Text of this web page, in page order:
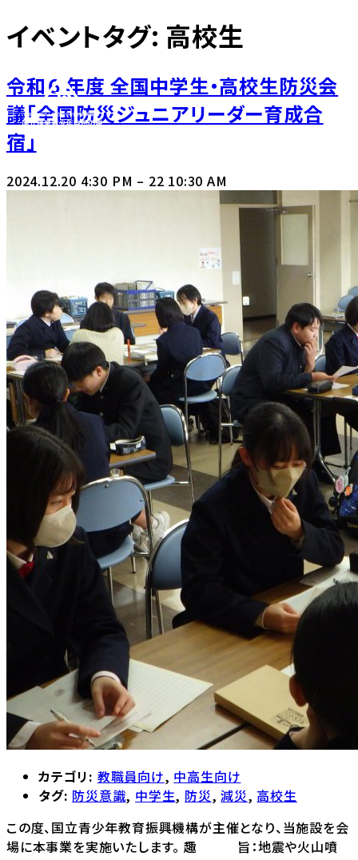
イベントタグ: 高校生
令和６ 年度 全国中学生・高校生防災会
議「全国防災ジュニアリーダー育成合
宿」
2024.12.20 4:30 PM – 22 10:30 AM
カテゴリ: 教職員向け, 中高生向け
タグ: 防災意識, 中学生, 防災,減災,高校生
この度、国立青少年教育振興機構が主催となり、当施設を会
場に本事業を実施いたします。 趣 旨：地震や火山噴